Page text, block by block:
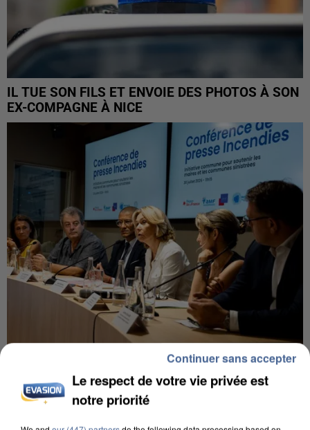
IL TUE SON FILS ET ENVOIE DES PHOTOS À SON
EX-COMPAGNE À NICE
INCENDIES : L’ÎLE-DE-FRANCE LANCE UN ÉLAN
DE SOLIDARITÉ AVEC LES...
Le respect de votre vie privée est
notre priorité
Continuer sans accepter